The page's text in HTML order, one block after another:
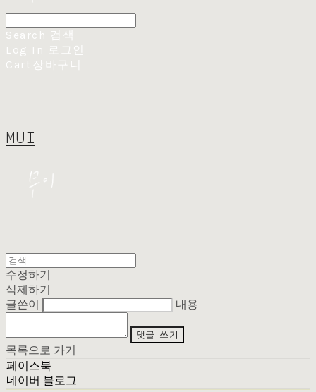
Search 검색
Log In 로그인
Cart 장바구니
MUI
수정하기
삭제하기
글쓴이
내용
댓글 쓰기
목록으로 가기
페이스북
네이버 블로그